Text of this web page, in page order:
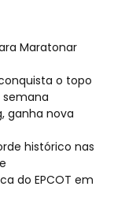
Maratonar
o topo
ganha nova
histórico nas
do EPCOT em